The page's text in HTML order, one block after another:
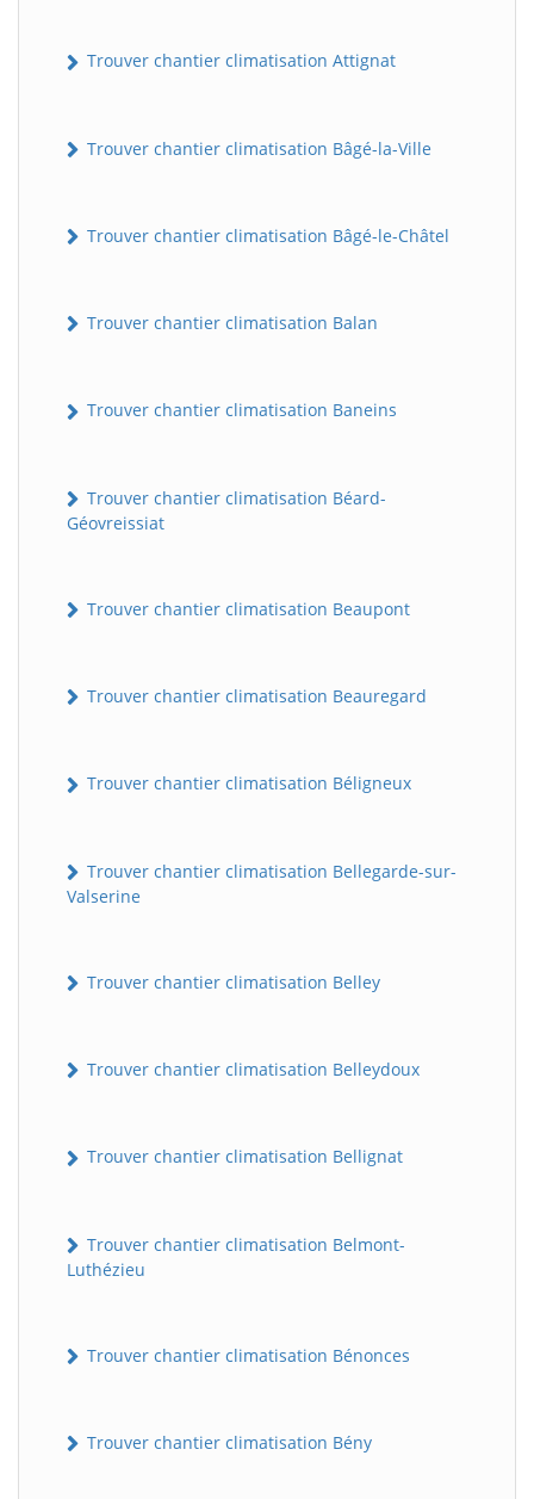
Trouver chantier climatisation Attignat
Trouver chantier climatisation Bâgé-la-Ville
Trouver chantier climatisation Bâgé-le-Châtel
Trouver chantier climatisation Balan
Trouver chantier climatisation Baneins
Trouver chantier climatisation Béard-
Géovreissiat
Trouver chantier climatisation Beaupont
Trouver chantier climatisation Beauregard
Trouver chantier climatisation Béligneux
Trouver chantier climatisation Bellegarde-sur-
Valserine
Trouver chantier climatisation Belley
Trouver chantier climatisation Belleydoux
Trouver chantier climatisation Bellignat
Trouver chantier climatisation Belmont-
Luthézieu
Trouver chantier climatisation Bénonces
Trouver chantier climatisation Bény